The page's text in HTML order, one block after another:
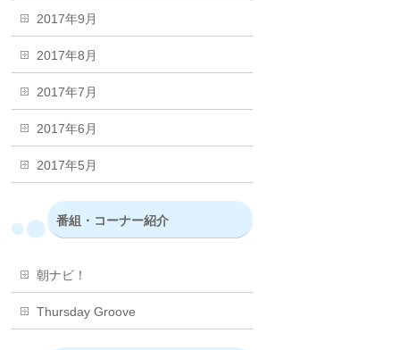
2017年9月
2017年8月
2017年7月
2017年6月
2017年5月
番組・コーナー紹介
朝ナビ！
Thursday Groove